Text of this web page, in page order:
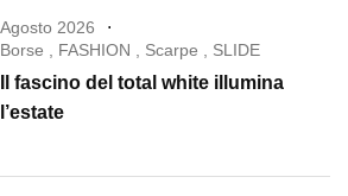
Agosto 2026
Borse , FASHION , Scarpe , SLIDE
Il fascino del total white illumina
l’estate